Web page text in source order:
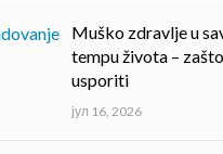
Muško zdravlje u
tempu života –
usporiti
јул 16, 2026